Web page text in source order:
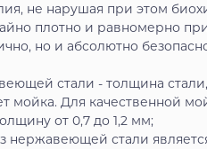
не нарушая при этом
плотно и равномерно
но и абсолютно
стали - толщина
мойка. Для качественной
от 0,7 до 1,2 мм;
нержавеющей стали